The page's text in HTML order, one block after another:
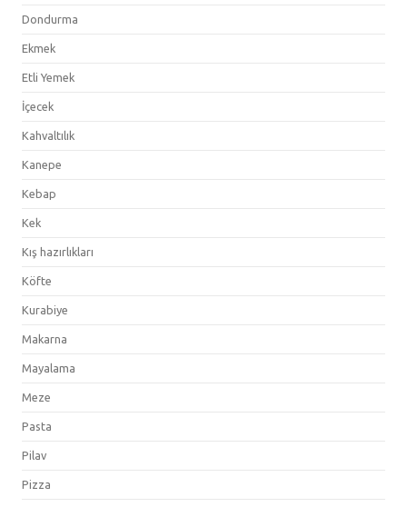
Dondurma
Ekmek
Etli Yemek
İçecek
Kahvaltılık
Kanepe
Kebap
Kek
Kış hazırlıkları
Köfte
Kurabiye
Makarna
Mayalama
Meze
Pasta
Pilav
Pizza